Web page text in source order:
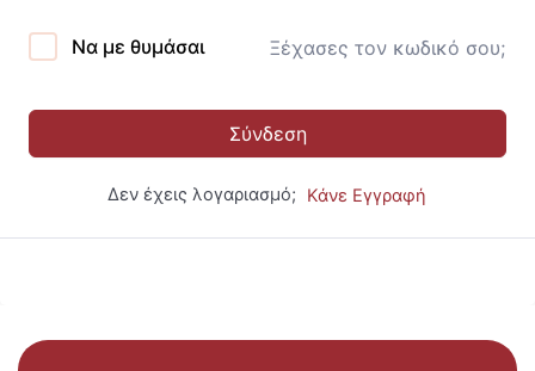
Να με θυμάσαι Ξέχασες τον κωδικό σου;
Σύνδεση
Δεν έχεις λογαριασμό; Κάνε Εγγραφή